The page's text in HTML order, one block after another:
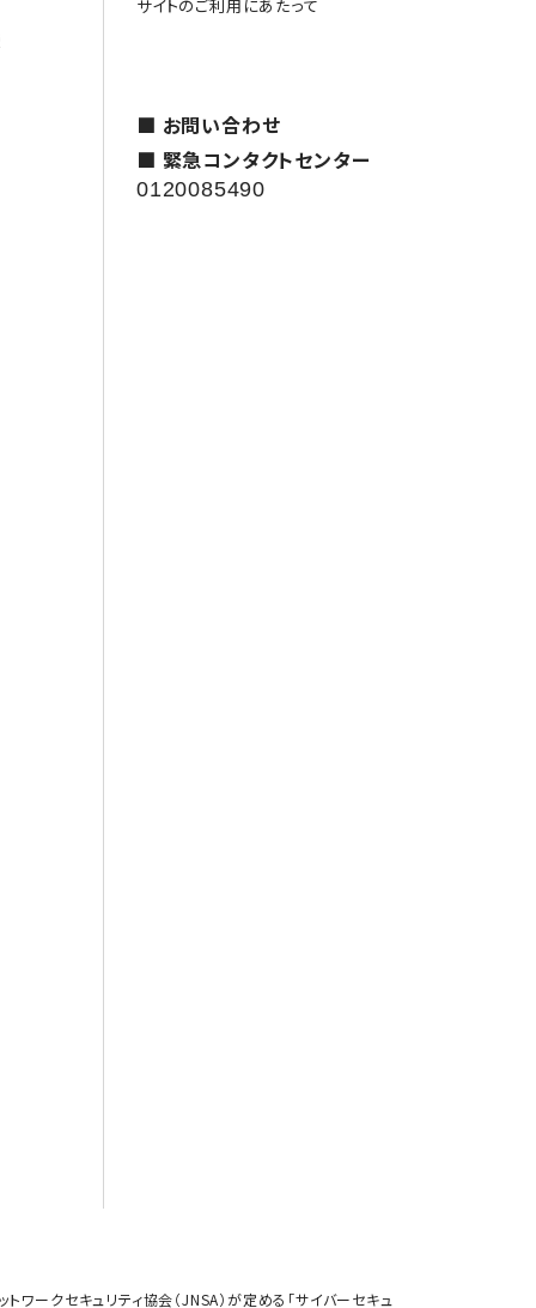
サイトのご利用にあたって
■ お問い合わせ
■ 緊急コンタクトセンター
0120085490
ワークセキュリティ協会（JNSA）が定める「サイバーセキュ